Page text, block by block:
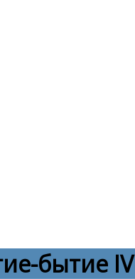
бытие IV